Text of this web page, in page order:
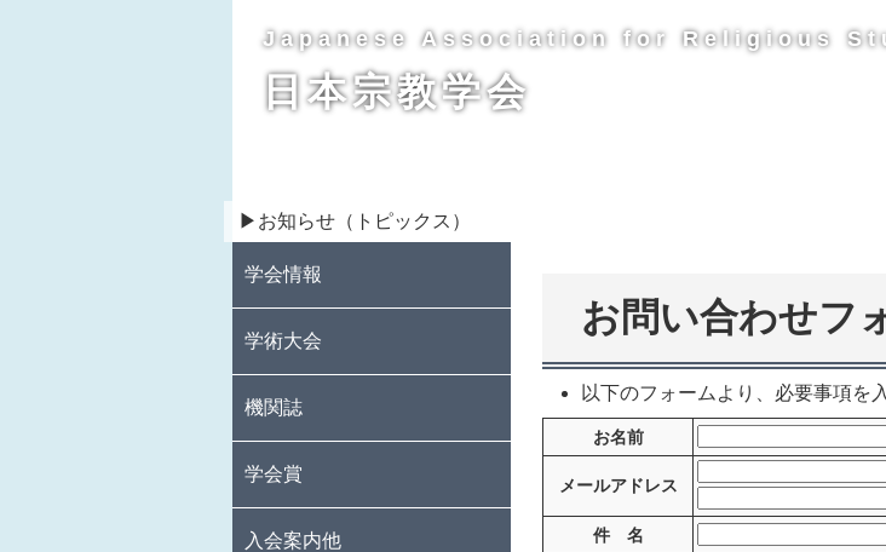
Japanese Association for Religious
日本宗教学会
▶お知らせ（トピックス）
お問い合わせフ
以下のフォームより、必要事項を
お名前
メールアドレス
件 名
学会情報
学会紹介
日本宗教学会略史
日本宗教学会会則
役員名簿
日本宗教学会倫理指針
学術大会
2023年度の学術大会
過去の学術大会
機関誌
宗教研究
Religious Studies
学会賞
日本宗教学会賞
受賞作一覧
入会案内他